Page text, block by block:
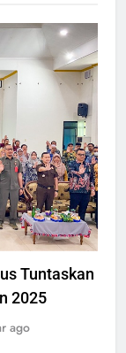
Tuntaskan
2025
ago